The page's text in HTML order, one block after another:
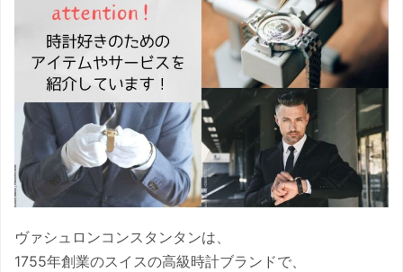
ヴァシュロンコンスタンタンは、
1755年創業のスイスの高級時計ブランドで、